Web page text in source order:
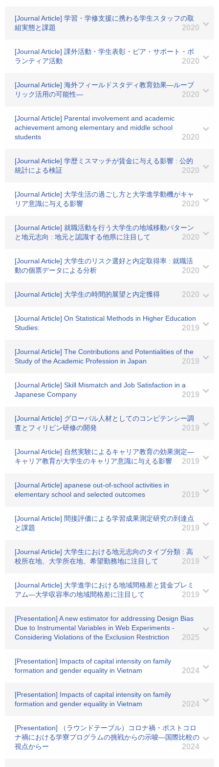
[Journal Article] 学習・学修支援に携わる学生スタッフの取
組実態と課題
2020
[Journal Article] 課外活動・学生表彰・ピア・サポート・ボ
ランティア活動
2020
[Journal Article] 海外フィールドスタディ教育効果―ルーブ
リック活用の可能性―
2020
[Journal Article] Parental involvement and academic
achievement among elementary and middle school
students
2020
[Journal Article] 学歴ミスマッチが賃金に与える影響 : 公的
統計による検証
2020
[Journal Article] 大学生活の過ごし方と大学進学動機がキャ
リア意識に与える影響
2020
[Journal Article] 就職活動を行う大学生の地域移動パターン
と地元志向 : 地元と認識する他県に注目して
2020
[Journal Article] 大学生のリスク選好と内定取得率 : 就職活
動の個票データによる分析
2020
[Journal Article] 大学生の時間的展望と内定獲得 2020
[Journal Article] On Statistical Methods in Higher Education
Studies:
2019
[Journal Article] The Contributions and Potentialities of the
Study of the Academic Profession in Japan
2019
[Journal Article] Skill Mismatch and Job Satisfaction in a
Japanese Company
2019
[Journal Article] グローバル人材としてのコンピテンシー調
査とフィリピン研修の開発
2019
[Journal Article] 自然実験によるキャリア教育の効果測定―
キャリア教育が大学生のキャリア意識に与える影響
2019
[Journal Article] apanese out-of-school activities in
elementary school and selected outcomes
2019
[Journal Article] 間接評価による学習成果測定研究の到達点
と課題
2019
[Journal Article] 大学生における地元志向のタイプ分類 : 高
校所在地、大学所在地、希望勤務地に注目して
2019
[Journal Article] 大学進学における地域間格差と賃金プレミ
アム―大学収容率の地域間格差に注目して
2019
[Presentation] A new estimator for addressing Design Bias
Due to Instrumental Variables in Web Experiments -
Considering Violations of the Exclusion Restriction
2025
[Presentation] Impacts of capital intensity on family
formation and gender equality in Vietnam
2024
[Presentation] Impacts of capital intensity on family
formation and gender equality in Vietnam
2024
[Presentation] （ラウンドテーブル）コロナ禍・ポストコロ
ナ禍における学寮プログラムの挑戦からの示唆―国際比較の
視点からー
2024